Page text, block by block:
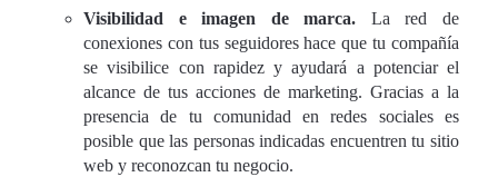
Visibilidad e imagen de marca. La red de
conexiones con tus seguidores hace que tu compañía
se visibilice con rapidez y ayudará a potenciar el
alcance de tus acciones de marketing. Gracias a la
presencia de tu comunidad en redes sociales es
posible que las personas indicadas encuentren tu sitio
web y reconozcan tu negocio.